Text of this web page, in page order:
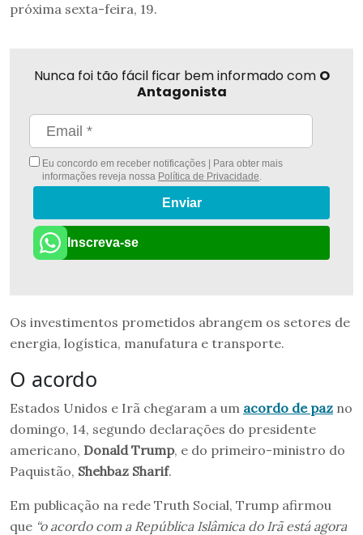
próxima sexta-feira, 19.
Nunca foi tão fácil ficar bem informado com O
Antagonista
Eu concordo em receber notificações | Para obter mais
informações reveja nossa Política de Privacidade.
Enviar
Inscreva-se
Os investimentos prometidos abrangem os setores de
energia, logística, manufatura e transporte.
O acordo
Estados Unidos e Irã chegaram a um acordo de paz no
domingo, 14, segundo declarações do presidente
americano, Donald Trump, e do primeiro-ministro do
Paquistão, Shehbaz Sharif.
Em publicação na rede Truth Social, Trump afirmou
que “o acordo com a República Islâmica do Irã está agora